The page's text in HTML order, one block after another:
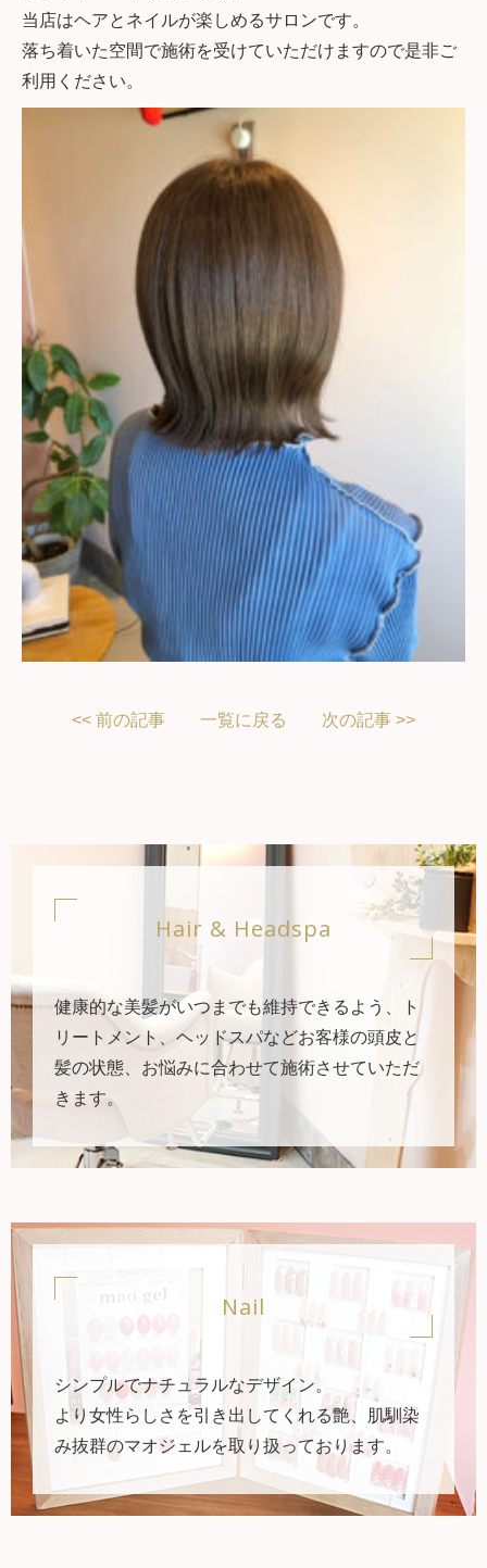
当店はヘアとネイルが楽しめるサロンです。
落ち着いた空間で施術を受けていただけますので是非ご
利用ください。
<< 前の記事 一覧に戻る 次の記事 >>
Hair & Headspa
健康的な美髪がいつまでも維持できるよう、ト
リートメント、ヘッドスパなどお客様の頭皮と
髪の状態、お悩みに合わせて施術させていただ
きます。
Nail
シンプルでナチュラルなデザイン。
より女性らしさを引き出してくれる艶、肌馴染
み抜群のマオジェルを取り扱っております。